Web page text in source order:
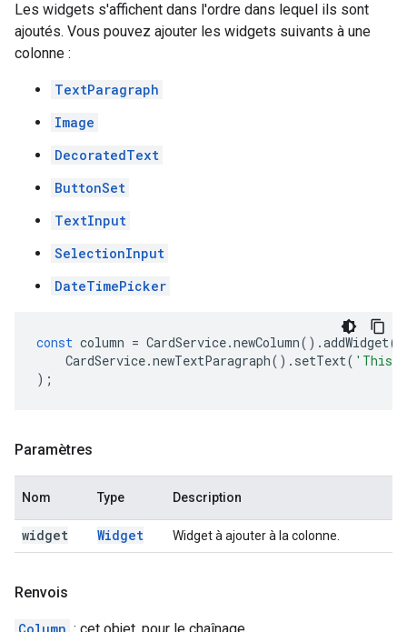
Les widgets s'affichent dans l'ordre dans lequel ils sont
ajoutés. Vous pouvez ajouter les widgets suivants à une
colonne :
TextParagraph
Image
DecoratedText
ButtonSet
TextInput
SelectionInput
DateTimePicker
const column = CardService.newColumn().addWidget(
CardService.newTextParagraph(). setText( 'This
);
Paramètres
Nom Type Description
widget Widget Widget à ajouter à la colonne.
Renvois